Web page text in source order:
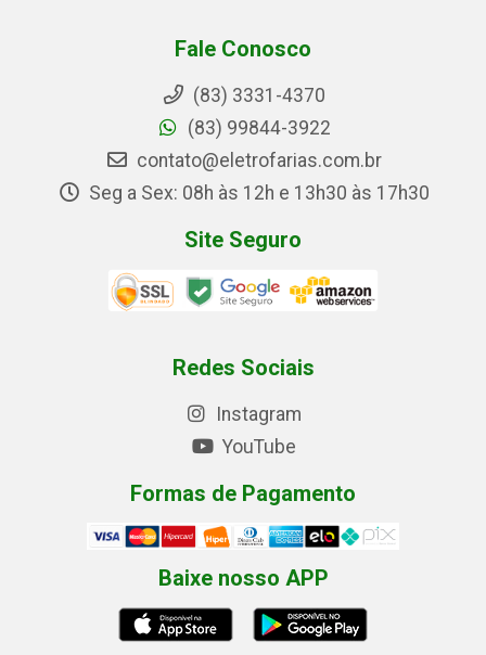
Fale Conosco
(83) 3331-4370
(83) 99844-3922
contato@eletrofarias.com.br
Seg a Sex: 08h às 12h e 13h30 às 17h30
Site Seguro
Redes Sociais
Instagram
YouTube
Formas de Pagamento
Baixe nosso APP